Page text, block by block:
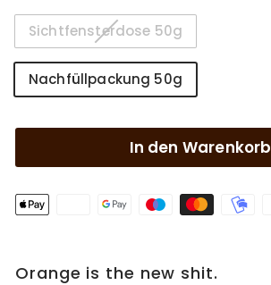
Größe
Sichtfensterdose 50g
Nachfüllpackung 50g
In den Warenkorb
Orange is the new shit.